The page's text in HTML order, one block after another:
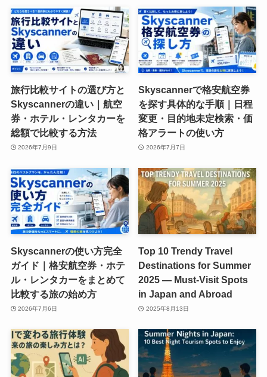
旅行比較サイトの選び方と
Skyscannerの違い｜航空
券・ホテル・レンタカーを
総額で比較する方法
2026年7月9日
Skyscannerで格安航空券
を探す具体的な手順｜日程
変更・目的地未定検索・価
格アラートの使い方
2026年7月7日
Skyscannerの使い方完全
ガイド｜格安航空券・ホテ
ル・レンタカーをまとめて
比較する旅の始め方
2026年7月6日
Top 10 Trendy Travel
Destinations for Summer
2025 — Must-Visit Spots
in Japan and Abroad
2025年8月13日